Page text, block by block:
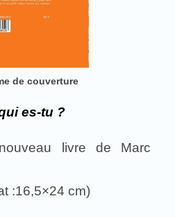
de couverture
es-tu ?
livre de Marc
:16,5×24 cm)